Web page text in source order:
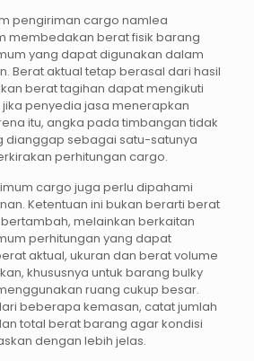
pengiriman cargo namlea
membedakan berat fisik barang
yang dapat digunakan dalam
Berat aktual tetap berasal dari hasil
berat tagihan dapat mengikuti
penyedia jasa menerapkan
itu, angka pada timbangan tidak
dianggap sebagai satu-satunya
perhitungan cargo.
cargo juga perlu dipahami
Ketentuan ini bukan berarti berat
melainkan berkaitan
perhitungan yang dapat
aktual, ukuran dan berat volume
khususnya untuk barang bulky
ruang cukup besar.
beberapa kemasan, catat jumlah
total berat barang agar kondisi
dengan lebih jelas.